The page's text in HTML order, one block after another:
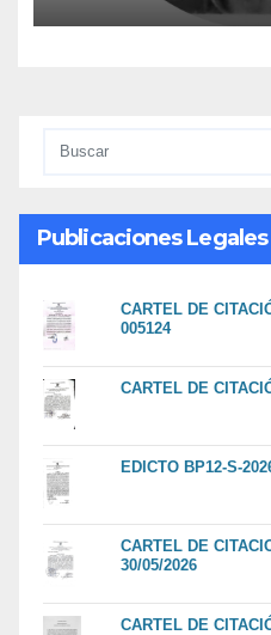
Publicaciones Legales
CARTEL DE
005124
CARTEL DE
EDICTO BP12-S-
CARTEL DE
30/05/2026
CARTEL DE